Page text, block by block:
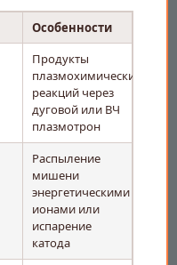
Особенности
Продукты
плазмохимических
реакций через
дуговой или ВЧ
плазмотрон
Распыление
мишени
энергетическими
ионами или
испарение
катода